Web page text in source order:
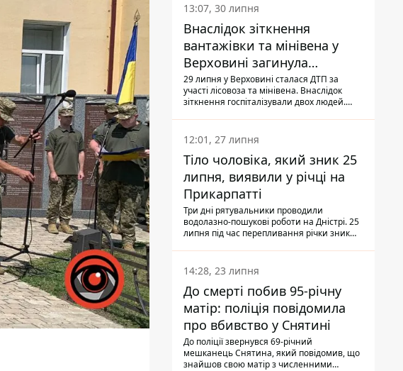
13:07, 30 липня
Внаслідок зіткнення
вантажівки та мінівена у
Верховині загинула
пасажирка, водійка - у
лікарні
29 липня у Верховині сталася ДТП за
участі лісовоза та мінівена. Внаслідок
зіткнення госпіталізували двох людей.
Також травми отримала водійка
автомобіля.
12:01, 27 липня
Тіло чоловіка, який зник 25
липня, виявили у річці на
Прикарпатті
Три дні рятувальники проводили
водолазно-пошукові роботи на Дністрі. 25
липня під час перепливання річки зник
виявили тіло.
14:28, 23 липня
До смерті побив 95-річну
матір: поліція повідомила
про вбивство у Снятині
До поліції звернувся 69-річний
мешканець Снятина, який повідомив, що
знайшов свою матір з численними